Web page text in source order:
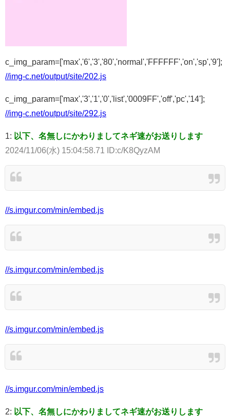
c_img_param=['max','6','3','80','normal','FFFFFF','on','sp','9'];
//img-c.net/output/site/202.js
c_img_param=['max','3','1','0','list','0009FF','off','pc','14'];
//img-c.net/output/site/292.js
1: 以下、名無しにかわりましてネギ速がお送りします
2024/11/06(水) 15:04:58.71 ID:c/K8QyzAM
//s.imgur.com/min/embed.js
//s.imgur.com/min/embed.js
//s.imgur.com/min/embed.js
//s.imgur.com/min/embed.js
2: 以下、名無しにかわりましてネギ速がお送りします